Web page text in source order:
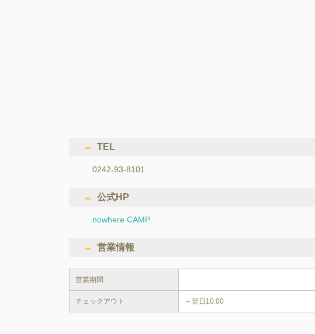
TEL
0242-93-8101
公式HP
nowhere CAMP
営業情報
営業期間
チェックアウト ～翌日10:00